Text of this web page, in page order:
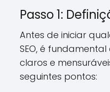
Passo 1:
Antes de iniciar
SEO, é
claros e
seguintes pontos: